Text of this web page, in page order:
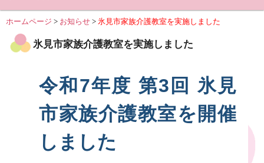
ホームページ > お知らせ > 氷見市家族介護教室を実施しました
氷見市家族介護教室を実施しました
令和7年度 第3回 氷見
市家族介護教室を開催
しました